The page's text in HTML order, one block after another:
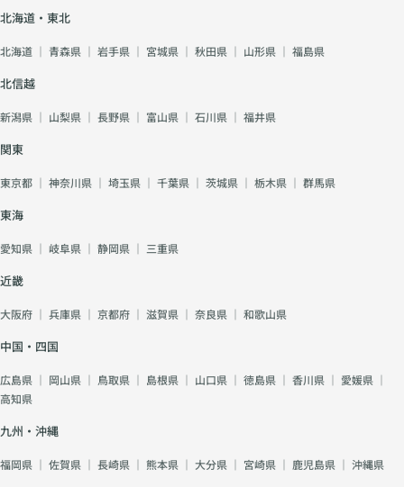
北海道・東北
北海道 ｜ 青森県 ｜ 岩手県 ｜ 宮城県 ｜ 秋田県 ｜ 山形県 ｜ 福島県
北信越
新潟県 ｜ 山梨県 ｜ 長野県 ｜ 富山県 ｜ 石川県 ｜ 福井県
関東
東京都 ｜ 神奈川県 ｜ 埼玉県 ｜ 千葉県 ｜ 茨城県 ｜ 栃木県 ｜ 群馬県
東海
愛知県 ｜ 岐阜県 ｜ 静岡県 ｜ 三重県
近畿
大阪府 ｜ 兵庫県 ｜ 京都府 ｜ 滋賀県 ｜ 奈良県 ｜ 和歌山県
中国・四国
広島県 ｜ 岡山県 ｜ 鳥取県 ｜ 島根県 ｜ 山口県 ｜ 徳島県 ｜ 香川県 ｜ 愛媛県 ｜
高知県
九州・沖縄
福岡県 ｜ 佐賀県 ｜ 長崎県 ｜ 熊本県 ｜ 大分県 ｜ 宮崎県 ｜ 鹿児島県 ｜ 沖縄県